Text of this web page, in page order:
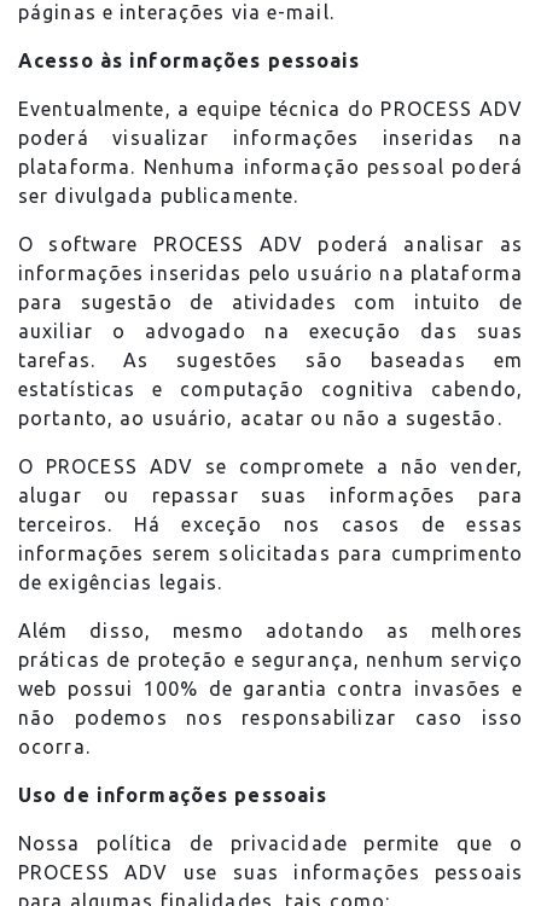
páginas e interações via e-mail.
Acesso às informações pessoais
Eventualmente, a equipe técnica do PROCESS ADV
poderá visualizar informações inseridas na
plataforma. Nenhuma informação pessoal poderá
ser divulgada publicamente.
O software PROCESS ADV poderá analisar as
informações inseridas pelo usuário na plataforma
para sugestão de atividades com intuito de
auxiliar o advogado na execução das suas
tarefas. As sugestões são baseadas em
estatísticas e computação cognitiva cabendo,
portanto, ao usuário, acatar ou não a sugestão.
O PROCESS ADV se compromete a não vender,
alugar ou repassar suas informações para
terceiros. Há exceção nos casos de essas
informações serem solicitadas para cumprimento
de exigências legais.
Além disso, mesmo adotando as melhores
práticas de proteção e segurança, nenhum serviço
web possui 100% de garantia contra invasões e
não podemos nos responsabilizar caso isso
ocorra.
Uso de informações pessoais
Nossa política de privacidade permite que o
PROCESS ADV use suas informações pessoais
para algumas finalidades, tais como: